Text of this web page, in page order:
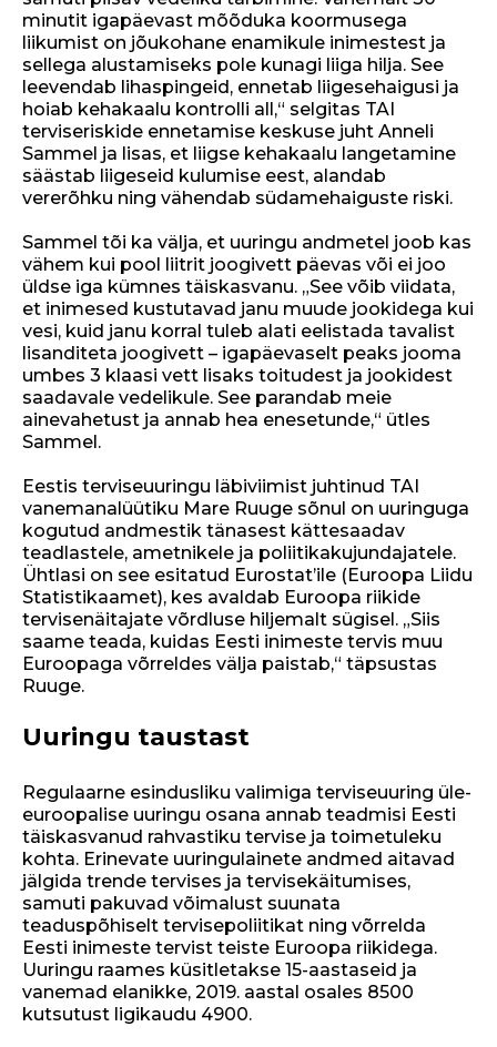
minutit igapäevast mõõduka koormusega
liikumist on jõukohane enamikule inimestest ja
sellega alustamiseks pole kunagi liiga hilja. See
leevendab lihaspingeid, ennetab liigesehaigusi ja
hoiab kehakaalu kontrolli all,“ selgitas TAI
terviseriskide ennetamise keskuse juht Anneli
Sammel ja lisas, et liigse kehakaalu langetamine
säästab liigeseid kulumise eest, alandab
vererõhku ning vähendab südamehaiguste riski.
Sammel tõi ka välja, et uuringu andmetel joob kas
vähem kui pool liitrit joogivett päevas või ei joo
üldse iga kümnes täiskasvanu. „See võib viidata,
et inimesed kustutavad janu muude jookidega kui
vesi, kuid janu korral tuleb alati eelistada tavalist
lisanditeta joogivett – igapäevaselt peaks jooma
umbes 3 klaasi vett lisaks toitudest ja jookidest
saadavale vedelikule. See parandab meie
ainevahetust ja annab hea enesetunde,“ ütles
Sammel.
Eestis terviseuuringu läbiviimist juhtinud TAI
vanemanalüütiku Mare Ruuge sõnul on uuringuga
kogutud andmestik tänasest kättesaadav
teadlastele, ametnikele ja poliitikakujundajatele.
Ühtlasi on see esitatud Eurostat’ile (Euroopa Liidu
Statistikaamet), kes avaldab Euroopa riikide
tervisenäitajate võrdluse hiljemalt sügisel. „Siis
saame teada, kuidas Eesti inimeste tervis muu
Euroopaga võrreldes välja paistab,“ täpsustas
Ruuge.
Uuringu taustast
Regulaarne esindusliku valimiga terviseuuring üle-
euroopalise uuringu osana annab teadmisi Eesti
täiskasvanud rahvastiku tervise ja toimetuleku
kohta. Erinevate uuringulainete andmed aitavad
jälgida trende tervises ja tervisekäitumises,
samuti pakuvad võimalust suunata
teaduspõhiselt tervisepoliitikat ning võrrelda
Eesti inimeste tervist teiste Euroopa riikidega.
Uuringu raames küsitletakse 15-aastaseid ja
vanemad elanikke, 2019. aastal osales 8500
kutsutust ligikaudu 4900.